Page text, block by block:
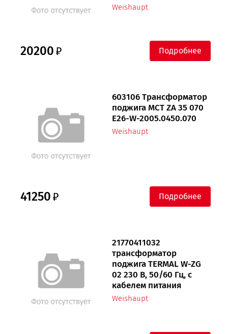
Weishaupt
20200 Подробнее
603106 Трансформатор
поджига MCT ZA 35 070
E26-W-2005.0450.070
Weishaupt
41250 Подробнее
21770411032
трансформатор
поджига TERMAL W-ZG
02 230 В, 50/60 Гц, с
кабелем питания
Weishaupt